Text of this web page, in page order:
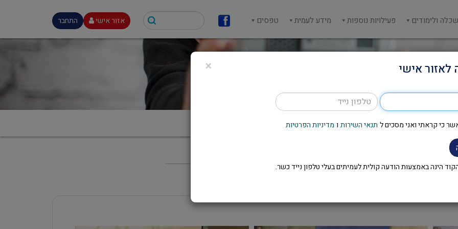
ולימודים פעילויות נוספות מידע לעמית טפסים אזור אישי התחבר
סקטור החינוך יולי 2019 – מחזור שני
× לאזור אישי
כי קראתי ואני מסכים ל תנאי השירות ו מדיניות הפרטיות
הינה באמצעות הודעה קולית לעמיתים בעלי טלפון נייד כשר.